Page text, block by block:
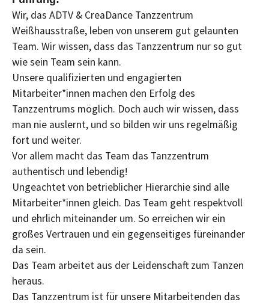
Wir, das ADTV & CreaDance Tanzzentrum
Weißhausstraße, leben von unserem gut gelaunten
Team. Wir wissen, dass das Tanzzentrum nur so gut
wie sein Team sein kann.
Unsere qualifizierten und engagierten
Mitarbeiter*innen machen den Erfolg des
Tanzzentrums möglich. Doch auch wir wissen, dass
man nie auslernt, und so bilden wir uns regelmäßig
fort und weiter.
Vor allem macht das Team das Tanzzentrum
authentisch und lebendig!
Ungeachtet von betrieblicher Hierarchie sind alle
Mitarbeiter*innen gleich. Das Team geht respektvoll
und ehrlich miteinander um. So erreichen wir ein
großes Vertrauen und ein gegenseitiges füreinander
da sein.
Das Team arbeitet aus der Leidenschaft zum Tanzen
heraus.
Das Tanzzentrum ist für unsere Mitarbeitenden das